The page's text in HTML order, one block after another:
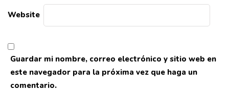
Website
Guardar mi nombre, correo electrónico y sitio web en
este navegador para la próxima vez que haga un
comentario.